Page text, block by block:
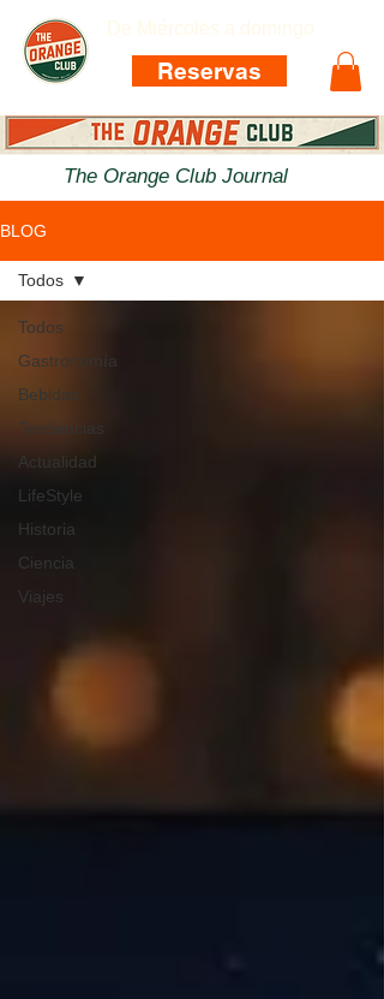
De Miércoles a domingo
Reservas
The Orange Club Journal
BLOG
Todos
Gastronomía
Bebidas
Tendencias
Actualidad
LifeStyle
Historia
Ciencia
Viajes
Todos